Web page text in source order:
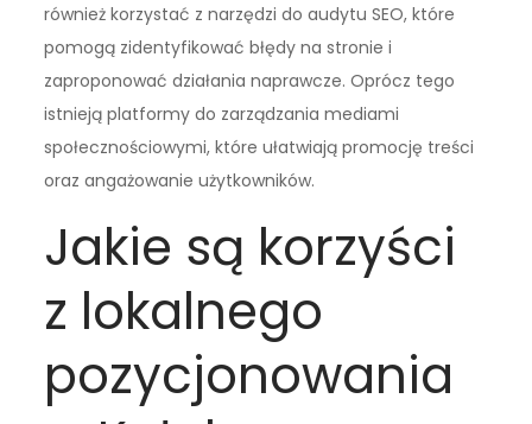
również korzystać z narzędzi do audytu SEO, które
pomogą zidentyfikować błędy na stronie i
zaproponować działania naprawcze. Oprócz tego
istnieją platformy do zarządzania mediami
społecznościowymi, które ułatwiają promocję treści
oraz angażowanie użytkowników.
Jakie są korzyści
z lokalnego
pozycjonowania